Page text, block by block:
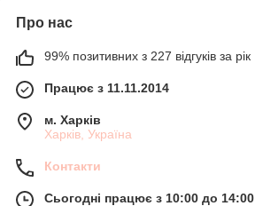
Про нас
99% позитивних з 227 відгуків за рік
Працює з 11.11.2014
м. Харків
Харків, Україна
Контакти
Сьогодні працює з 10:00 до 14:00